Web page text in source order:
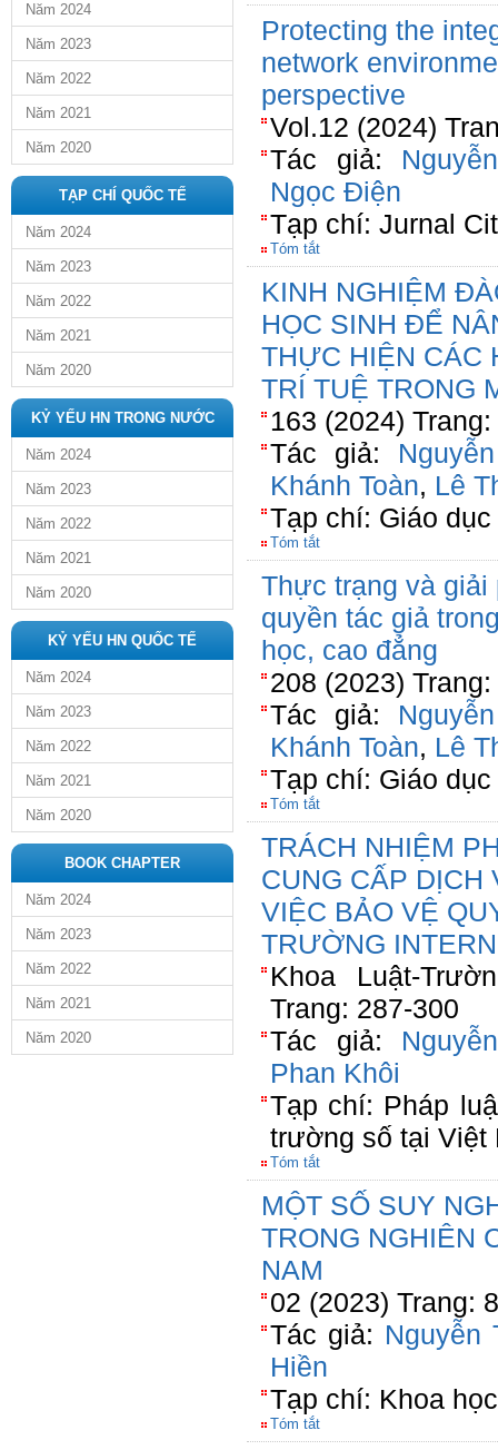
Năm 2024
Năm 2023
Năm 2022
Năm 2021
Năm 2020
TẠP CHÍ QUỐC TẾ
Năm 2024
Năm 2023
Năm 2022
Năm 2021
Năm 2020
KỶ YẾU HN TRONG NƯỚC
Năm 2024
Năm 2023
Năm 2022
Năm 2021
Năm 2020
KỶ YẾU HN QUỐC TẾ
Năm 2024
Năm 2023
Năm 2022
Năm 2021
Năm 2020
BOOK CHAPTER
Năm 2024
Năm 2023
Năm 2022
Năm 2021
Năm 2020
Protecting the
network
perspective
Vol.12 (2024)
Tác giả:
Ngọc Điện
Tạp chí: Jurnal
Tóm tắt
KINH NGHIỆM
HỌC SINH ĐỂ
THỰC HIỆN CÁC
TRÍ TUỆ TRONG
163 (2024)
Tác giả:
Khánh Toàn, Lê
Tạp chí: Giáo
Tóm tắt
Thực trạng và giải
quyền tác giả
học, cao đẳng
208 (2023) Trang:
Tác giả:
Khánh Toàn, Lê
Tạp chí: Giáo
Tóm tắt
TRÁCH NHIỆM
CUNG CẤP DỊCH
VIỆC BẢO VỆ
TRƯỜNG
Khoa Luật-
Trang: 287-300
Tác giả:
Phan Khôi
Tạp chí: Pháp
trường số tại Việt
Tóm tắt
MỘT SỐ SUY
TRONG NGHIÊN
NAM
02 (2023) Trang:
Tác giả: Nguyễn
Hiền
Tạp chí: Khoa
Tóm tắt